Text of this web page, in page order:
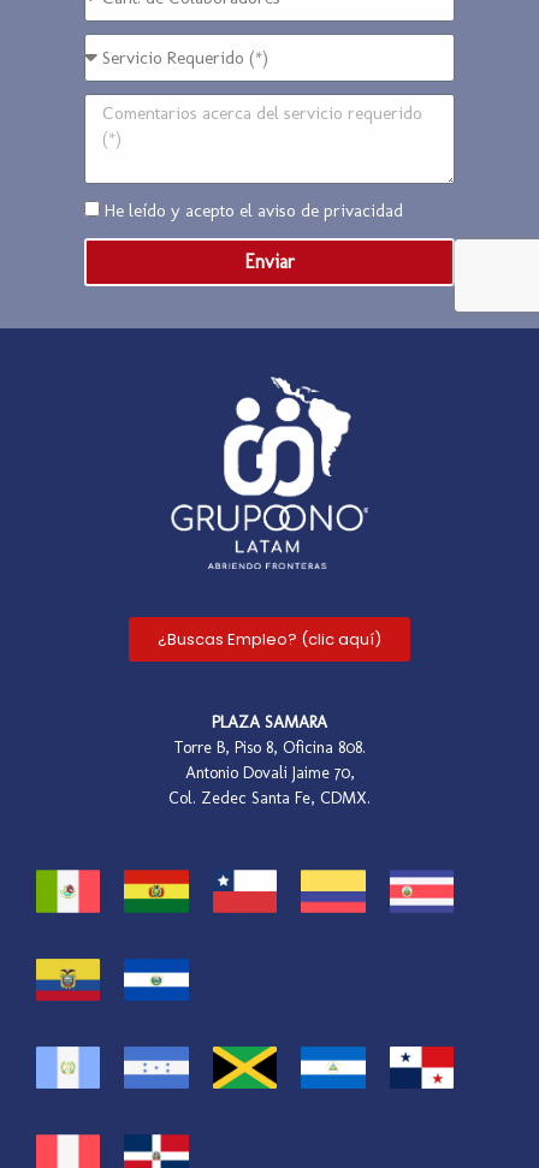
¿Buscas Empleo? (clic aquí)
PLAZA SAMARA
Torre B, Piso 8, Oficina 808.
Antonio Dovali Jaime 70,
Col. Zedec Santa Fe, CDMX.
He leído y acepto el aviso de privacidad
Enviar